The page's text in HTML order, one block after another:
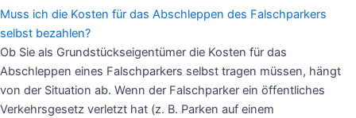
Muss ich die Kosten für das Abschleppen des Falschparkers
selbst bezahlen?
Ob Sie als Grundstückseigentümer die Kosten für das
Abschleppen eines Falschparkers selbst tragen müssen, hängt
von der Situation ab. Wenn der Falschparker ein öffentliches
Verkehrsgesetz verletzt hat (z. B. Parken auf einem